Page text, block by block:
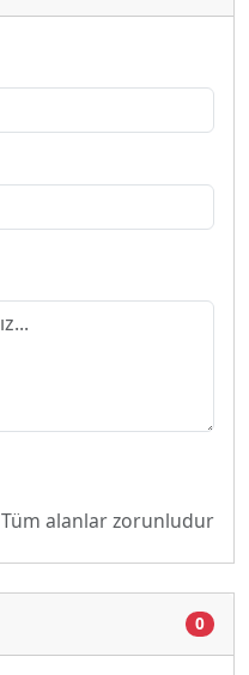
Tüm alanlar zorunludur
0